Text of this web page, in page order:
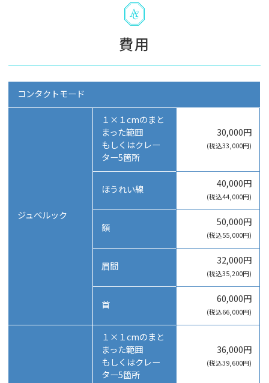
費用
コンタクトモード
ジュベルック
１×１cmのまと
まった範囲
もしくはクレー
ター5箇所
30,000円
(税込33,000円)
ほうれい線 40,000円
(税込44,000円)
額 50,000円
(税込55,000円)
眉間 32,000円
(税込35,200円)
首 60,000円
(税込66,000円)
１×１cmのまと
まった範囲
もしくはクレー
ター5箇所
36,000円
(税込39,600円)